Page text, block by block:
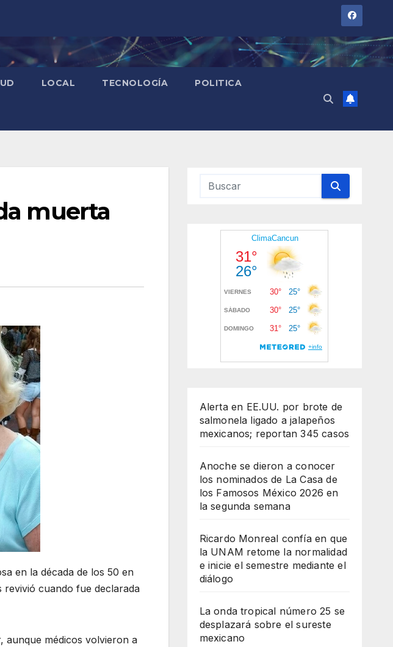
LOCAL TECNOLOGÍA POLITICA
muerta
en la década de los 50 en
revivió cuando fue declarada
aunque médicos volvieron a
Alerta en EE.UU. por brote de
salmonela ligado a jalapeños
mexicanos; reportan 345 casos
Anoche se dieron a conocer
los nominados de La Casa de
los Famosos México 2026 en
la segunda semana
Ricardo Monreal confía en que
la UNAM retome la normalidad
e inicie el semestre mediante el
diálogo
La onda tropical número 25 se
desplazará sobre el sureste
mexicano